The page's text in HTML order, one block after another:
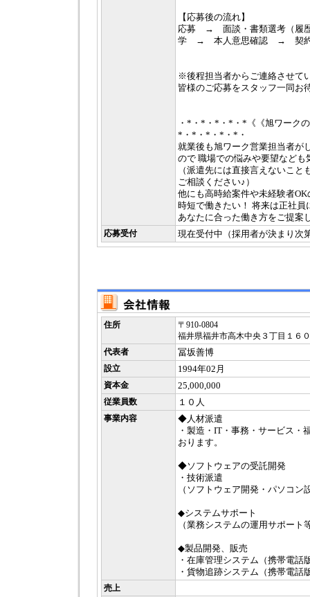
【応募後の流れ】
応募 → 面談・書類選考（
学 → 本人意思確認 → 契
※後程担当者からご連絡させて
皆様のご応募をスタッフ一同お
・*・*・*・*・*《《旭ワーク
*・*・*・*・*・
就業後も旭ワーク営業担当者が
ので 職場での悩みや要望なども
（派遣先には直接言えないこと
ご相談ください♪）
他にも高時給案件や未経験者
時短で働きたい！ 将来は正社員
あなたに合った働き方をご提案
応募受付 現在受付中（採用者が決まり次
住所
〒910-0804
福井県福井市高木中央３丁目１６
代表者
冨坂善博
設立 1994年02月
資本金 25,000,000
従業員数 １０人
事業内容
◆人材派遣
・製造・IT・事務・サービス・
おります。
◆ソフトウェアの受託開発
・技術派遣
（ソフトウェア開発・パソコン
◆システムサポート
（業務システムの運用サポート
◆製品開発、販売
・在庫管理システム（携帯電話
・貨物追跡システム（携帯電話
売上